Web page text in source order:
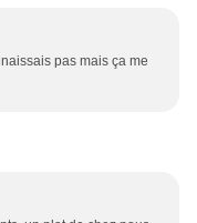
pas mais ça me